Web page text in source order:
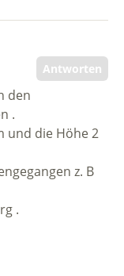
Antworten
den
.
und die Höhe 2
z. B
.